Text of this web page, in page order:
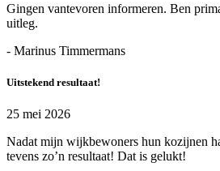
Gingen vantevoren informeren. Ben
uitleg.
- Marinus Timmermans
Uitstekend resultaat!
25 mei 2026
Nadat mijn wijkbewoners hun kozijnen
tevens zo’n resultaat! Dat is gelukt!